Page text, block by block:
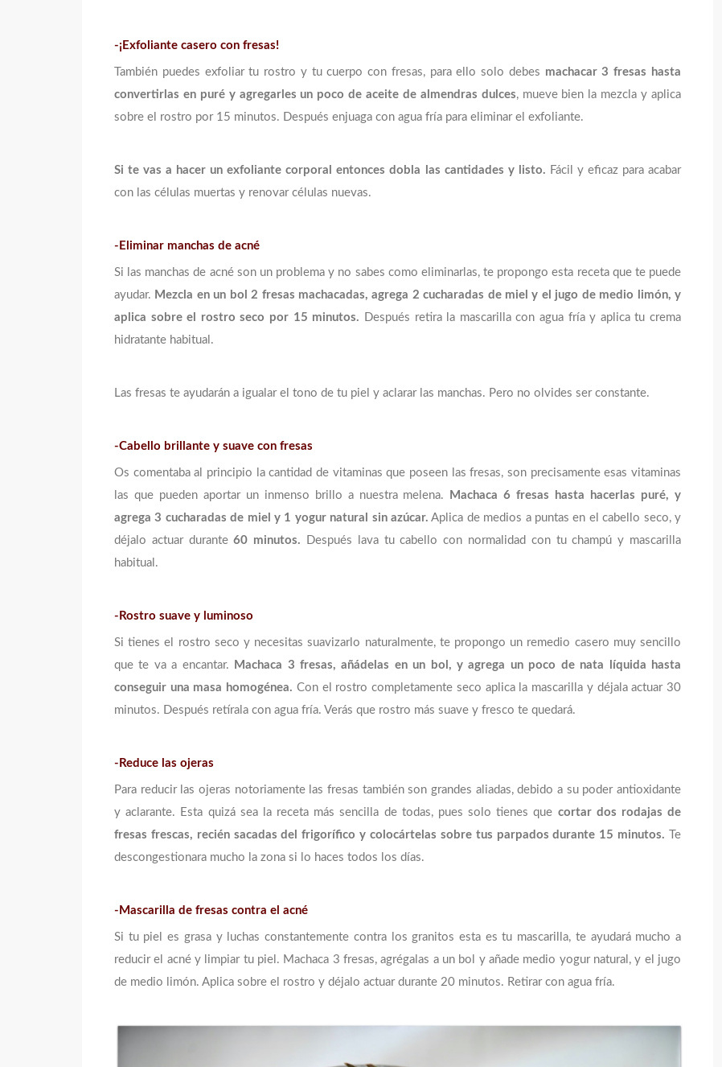
-¡Exfoliante casero con fresas!
También puedes exfoliar tu rostro y tu cuerpo con fresas, para ello solo debes machacar 3 fresas hasta
convertirlas en puré y agregarles un poco de aceite de almendras dulces, mueve bien la mezcla y aplica
sobre el rostro por 15 minutos. Después enjuaga con agua fría para eliminar el exfoliante.
Si te vas a hacer un exfoliante corporal entonces dobla las cantidades y listo. Fácil y eficaz para acabar
con las células muertas y renovar células nuevas.
-Eliminar manchas de acné
Si las manchas de acné son un problema y no sabes como eliminarlas, te propongo esta receta que te puede
ayudar. Mezcla en un bol 2 fresas machacadas, agrega 2 cucharadas de miel y el jugo de medio limón, y
aplica sobre el rostro seco por 15 minutos. Después retira la mascarilla con agua fría y aplica tu crema
hidratante habitual.
Las fresas te ayudarán a igualar el tono de tu piel y aclarar las manchas. Pero no olvides ser constante.
-Cabello brillante y suave con fresas
Os comentaba al principio la cantidad de vitaminas que poseen las fresas, son precisamente esas vitaminas
las que pueden aportar un inmenso brillo a nuestra melena.
Machaca 6 fresas hasta hacerlas puré, y
agrega 3 cucharadas de miel y 1 yogur natural sin azúcar. Aplica de medios a puntas en el cabello seco, y
déjalo actuar durante60 minutos.
Después lava tu cabello con normalidad con tu champú y mascarilla
habitual.
-Rostro suave y luminoso
Si tienes el rostro seco y necesitas suavizarlo naturalmente, te propongo un remedio casero muy sencillo
que te va a encantar.
Machaca 3 fresas, añádelas en un bol, y agrega un poco de nata líquida hasta
conseguir una masa homogénea. Con el rostro completamente seco aplica la mascarilla y déjala actuar 30
minutos. Después retírala con agua fría. Verás que rostro más suave y fresco te quedará.
-Reduce las ojeras
Para reducir las ojeras notoriamente las fresas también son grandes aliadas, debido a su poder antioxidante
y aclarante. Esta quizá sea la receta más sencilla de todas, pues solo tienes que cortar dos rodajas de
fresas frescas, recién sacadas del frigorífico y colocártelas sobre tus parpados durante 15 minutos. Te
descongestionara mucho la zona si lo haces todos los días.
-Mascarilla de fresas contra el acné
Si tu piel es grasa y luchas constantemente contra los granitos esta es tu mascarilla, te ayudará mucho a
reducir el acné y limpiar tu piel. Machaca 3 fresas, agrégalas a un bol y añade medio yogur natural, y el jugo
de medio limón. Aplica sobre el rostro y déjalo actuar durante 20 minutos. Retirar con agua fría.